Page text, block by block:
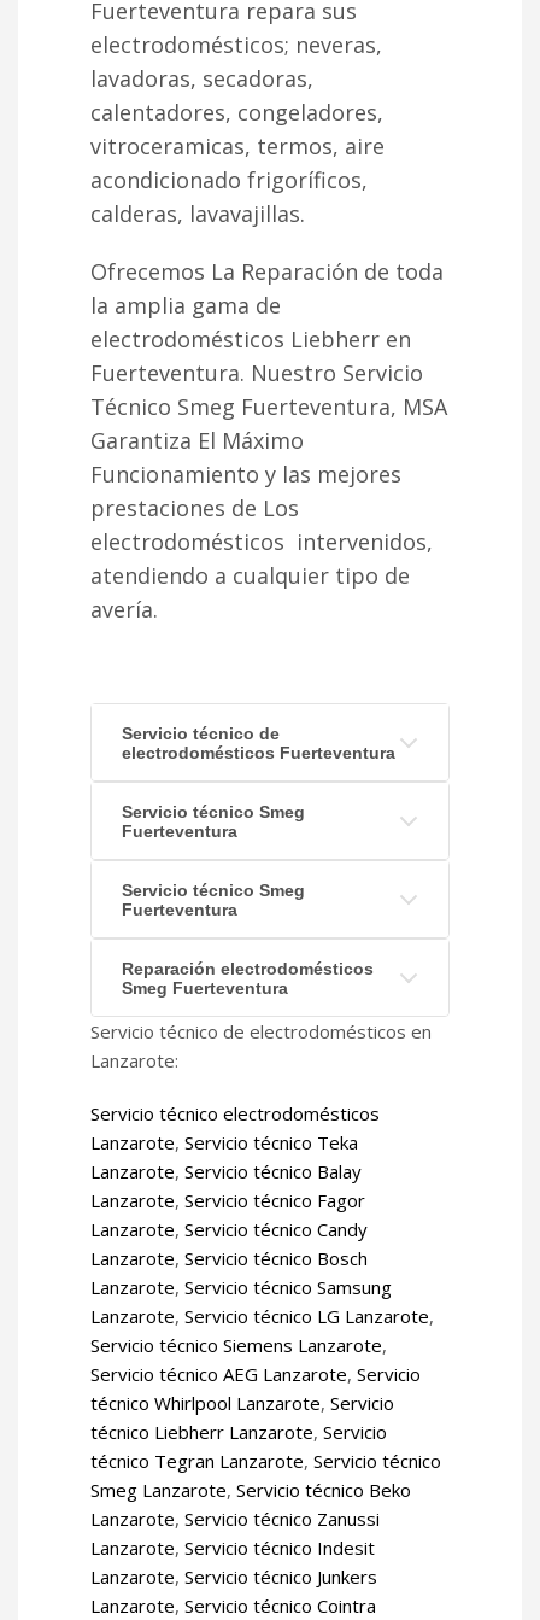
Fuerteventura repara sus
electrodomésticos; neveras,
lavadoras, secadoras,
calentadores, congeladores,
vitroceramicas, termos, aire
acondicionado frigoríficos,
calderas, lavavajillas.
Ofrecemos La Reparación de toda
la amplia gama de
electrodomésticos Liebherr en
Fuerteventura. Nuestro Servicio
Técnico Smeg Fuerteventura, MSA
Garantiza El Máximo
Funcionamiento y las mejores
prestaciones de Los
electrodomésticos intervenidos,
atendiendo a cualquier tipo de
avería.
Servicio técnico de
electrodomésticos Fuerteventura
Servicio técnico Smeg
Fuerteventura
Servicio técnico Smeg
Fuerteventura
Reparación electrodomésticos
Smeg Fuerteventura
Servicio técnico de electrodomésticos en
Lanzarote:
Servicio técnico electrodomésticos
Lanzarote, Servicio técnico Teka
Lanzarote, Servicio técnico Balay
Lanzarote, Servicio técnico Fagor
Lanzarote, Servicio técnico Candy
Lanzarote, Servicio técnico Bosch
Lanzarote, Servicio técnico Samsung
Lanzarote, Servicio técnico LG Lanzarote,
Servicio técnico Siemens Lanzarote,
Servicio técnico AEG Lanzarote, Servicio
técnico Whirlpool Lanzarote, Servicio
técnico Liebherr Lanzarote, Servicio
técnico Tegran Lanzarote, Servicio técnico
Smeg Lanzarote, Servicio técnico Beko
Lanzarote, Servicio técnico Zanussi
Lanzarote, Servicio técnico Indesit
Lanzarote, Servicio técnico Junkers
Lanzarote, Servicio técnico Cointra